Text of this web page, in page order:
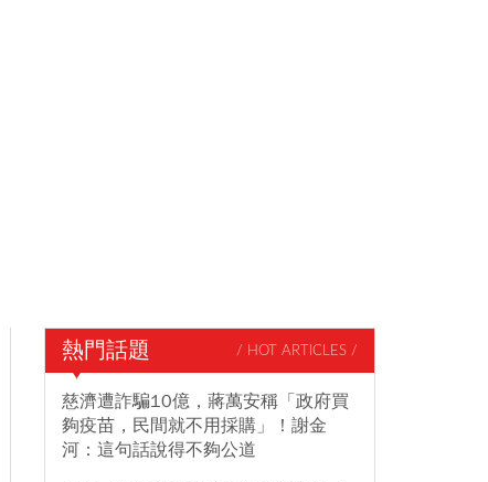
熱門話題 / HOT ARTICLES /
慈濟遭詐騙10億，蔣萬安稱「政府買
夠疫苗，民間就不用採購」！謝金
河：這句話說得不夠公道